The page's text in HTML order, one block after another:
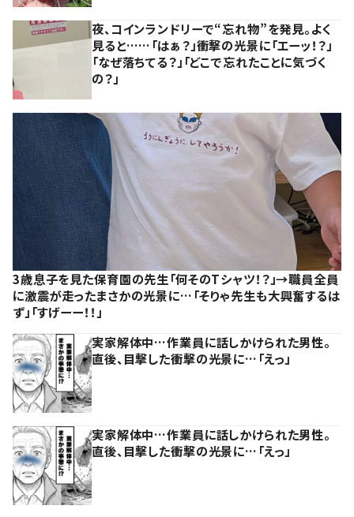
夜、コインランドリーで“忘れ物”を発見。よく
見ると……「はぁ？」衝撃の光景に「エーッ！？」
「なぜ落ちてる？」「どこで忘れたことに気づく
の？」
3歳息子を見た保育園の先生「何そのTシャツ！？」→職員全員
に激震が走ったまさかの光景に…「そりゃ先生も大興奮するは
ず」「すげーー！！」
実家解体中…作業員に話しかけられた男性。
直後、目撃した衝撃の光景に…「えっ」
実家解体中…作業員に話しかけられた男性。
直後、目撃した衝撃の光景に…「えっ」